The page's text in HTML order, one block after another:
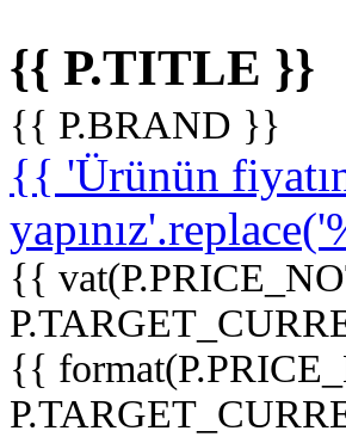
{{ P.TITLE }}
{{ P.BRAND }}
{{ 'Ürünün
{{
{{